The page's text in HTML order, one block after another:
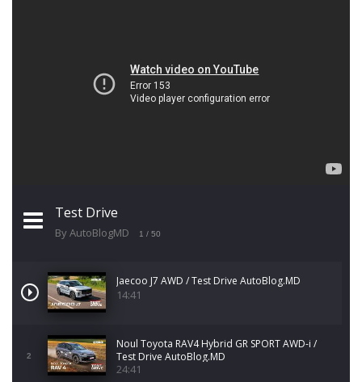
Test Drive
By AutoBlogMD 1 / 50
Jaecoo J7 AWD / Test Drive AutoBlog.MD
14:41
2
Noul Toyota RAV4 Hybrid GR SPORT AWD-i /
Test Drive AutoBlog.MD
24:41